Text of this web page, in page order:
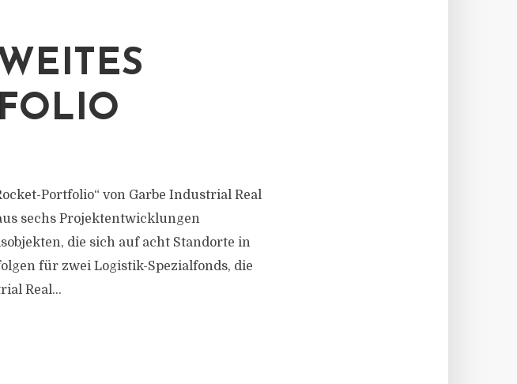
Portfolio“ von Garbe Industrial Real
sechs Projektentwicklungen
die sich auf acht Standorte in
für zwei Logistik-Spezialfonds, die
Real...